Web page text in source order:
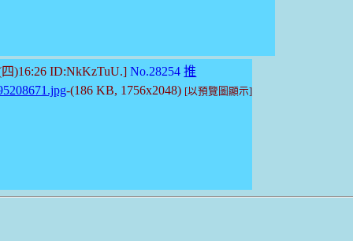
)16:26 ID:NkKzTuU.]No.28254 推
-(186 KB, 1756x2048) [以預覽圖顯示]